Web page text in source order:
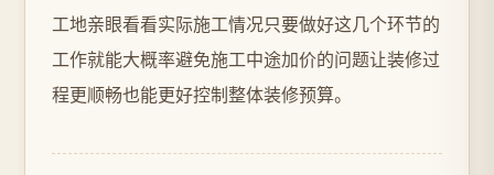
工地亲眼看看实际施工情况只要做好这几个环节的
工作就能大概率避免施工中途加价的问题让装修过
程更顺畅也能更好控制整体装修预算。